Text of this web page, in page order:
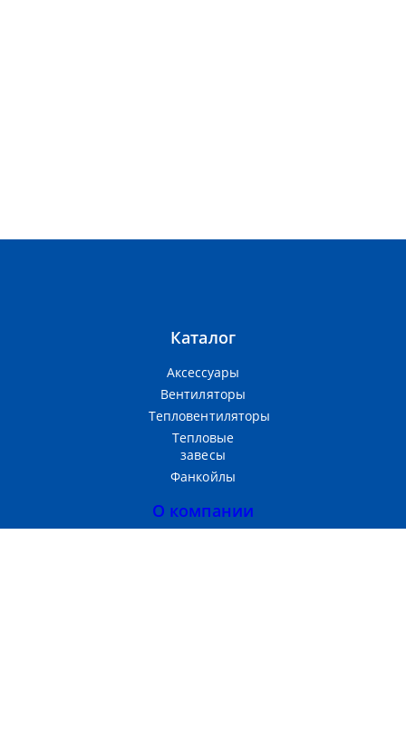
Каталог
Аксессуары
Вентиляторы
Тепловентиляторы
Тепловые
завесы
Фанкойлы
О компании